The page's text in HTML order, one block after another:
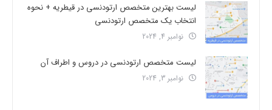
لیست بهترین متخصص ارتودنسی در قیطریه + نحوه
انتخاب یک متخصص ارتودنسی
نوامبر 4, 2024
لیست متخصص ارتودنسی در دروس و اطراف آن
نوامبر 3, 2024